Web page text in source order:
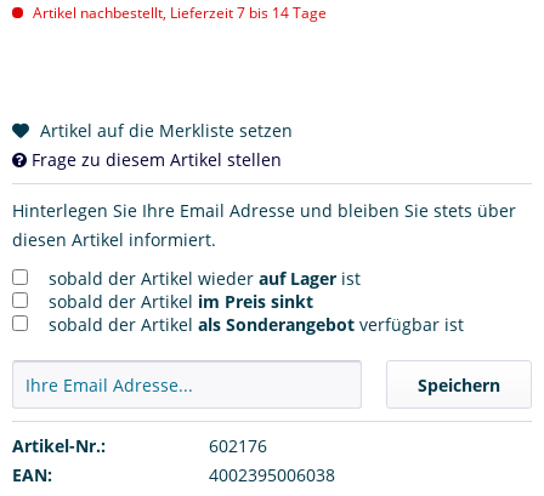
Artikel nachbestellt, Lieferzeit 7 bis 14 Tage
Artikel auf die Merkliste setzen
Frage zu diesem Artikel stellen
Hinterlegen Sie Ihre Email Adresse und bleiben Sie stets über
diesen Artikel informiert.
sobald der Artikel wieder auf Lager ist
sobald der Artikel im Preis sinkt
sobald der Artikel als Sonderangebot verfügbar ist
Speichern
Artikel-Nr.:
602176
EAN:
4002395006038